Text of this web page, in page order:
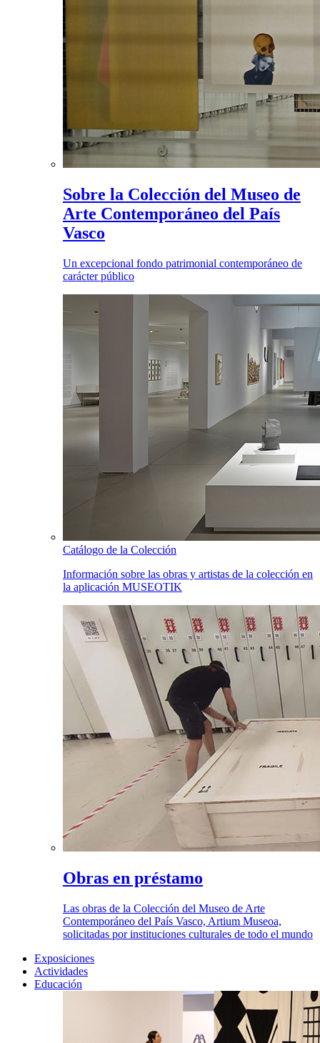
Sobre la Colección del Museo de
Arte Contemporáneo del País
Vasco
Un excepcional fondo patrimonial contemporáneo de
carácter público
Catálogo de la Colección
Información sobre las obras y artistas de la colección en
la aplicación MUSEOTIK
Obras en préstamo
Las obras de la Colección del Museo de Arte
Contemporáneo del País Vasco, Artium Museoa,
solicitadas por instituciones culturales de todo el mundo
Exposiciones
Actividades
Educación